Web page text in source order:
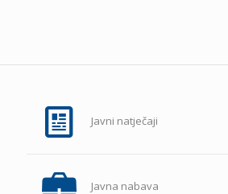
Javni natječaji
Javna nabava